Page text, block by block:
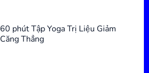
60 phút Tập Yoga Trị Liệu Giảm
Căng Thẳng